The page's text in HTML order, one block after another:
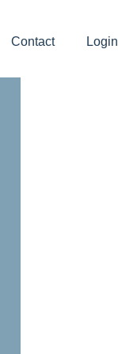
Contact Login